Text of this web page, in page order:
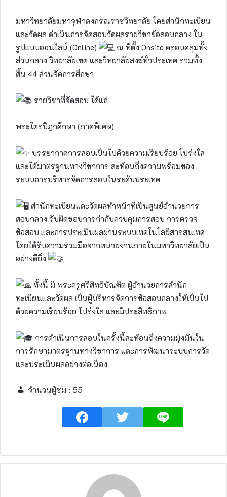
มหาวิทยาลัยมหาจุฬาลงกรณราชวิทยาลัย โดยสำนักทะเบียน
และวัดผล ดำเนินการจัดสอบวัดผลรายวิชาข้อสอบกลาง ใน
รูปแบบออนไลน์ (Online)
ณ ที่ตั้ง Onsite ครอบคลุมทั้ง
ส่วนกลาง วิทยาลัยเขต และวิทยาลัยสงฆ์ทั่วประเทศ รวมทั้ง
สิ้น 44 ส่วนจัดการศึกษา
รายวิชาที่จัดสอบ ได้แก่
พระไตรปิฎกศึกษา (ภาคพิเศษ)
บรรยากาศการสอบเป็นไปด้วยความเรียบร้อย โปร่งใส
และได้มาตรฐานทางวิชาการ สะท้อนถึงความพร้อมของ
ระบบการบริหารจัดการสอบในระดับประเทศ
สำนักทะเบียนและวัดผลทำหน้าที่เป็นศูนย์อำนวยการ
สอบกลาง รับผิดชอบการกำกับควบคุมการสอบ การตรวจ
ข้อสอบ และการประเมินผลผ่านระบบเทคโนโลยีสารสนเทศ
โดยได้รับความร่วมมือจากหน่วยงานภายในมหาวิทยาลัยเป็น
อย่างดียิ่ง
ทั้งนี้ มี พระครูศรีสิทธิบัณฑิต ผู้อำนวยการสำนัก
ทะเบียนและวัดผล เป็นผู้บริหารจัดการข้อสอบกลางให้เป็นไป
ด้วยความเรียบร้อย โปร่งใส และมีประสิทธิภาพ
การดำเนินการสอบในครั้งนี้สะท้อนถึงความมุ่งมั่นใน
การรักษามาตรฐานทางวิชาการ และการพัฒนาระบบการวัด
และประเมินผลอย่างต่อเนื่อง
จำนวนผู้ชม : 55